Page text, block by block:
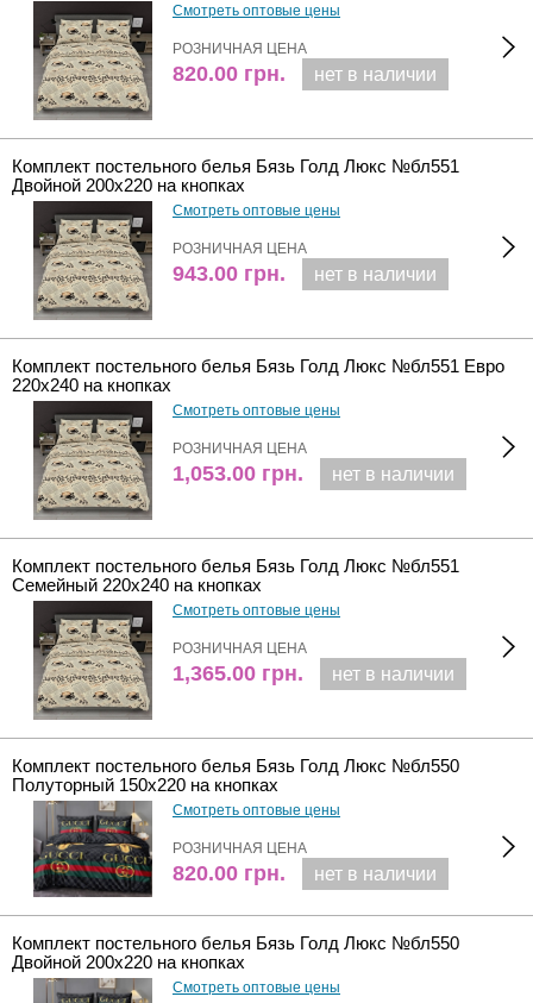
Смотреть оптовые цены
РОЗНИЧНАЯ ЦЕНА
820.00 грн. нет в наличии
Комплект постельного белья Бязь Голд Люкс №бл551
Двойной 200х220 на кнопках
Смотреть оптовые цены
РОЗНИЧНАЯ ЦЕНА
943.00 грн. нет в наличии
Комплект постельного белья Бязь Голд Люкс №бл551 Евро
220х240 на кнопках
Смотреть оптовые цены
РОЗНИЧНАЯ ЦЕНА
1,053.00 грн. нет в наличии
Комплект постельного белья Бязь Голд Люкс №бл551
Семейный 220х240 на кнопках
Смотреть оптовые цены
РОЗНИЧНАЯ ЦЕНА
1,365.00 грн. нет в наличии
Комплект постельного белья Бязь Голд Люкс №бл550
Полуторный 150х220 на кнопках
Смотреть оптовые цены
РОЗНИЧНАЯ ЦЕНА
820.00 грн. нет в наличии
Комплект постельного белья Бязь Голд Люкс №бл550
Двойной 200х220 на кнопках
Смотреть оптовые цены